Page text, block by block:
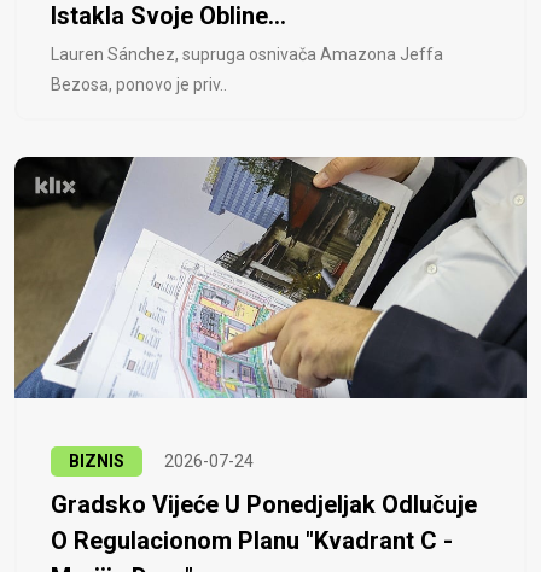
Istakla Svoje Obline...
Lauren Sánchez, supruga osnivača Amazona Jeffa
Bezosa, ponovo je priv..
BIZNIS 2026-07-24
Gradsko Vijeće U Ponedjeljak Odlučuje
O Regulacionom Planu "Kvadrant C -